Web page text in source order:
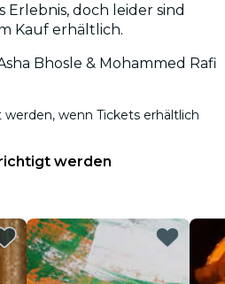
Erlebnis, doch leider sind
Kauf erhältlich.
Bhosle & Mohammed Rafi
wenn Tickets erhältlich
werden